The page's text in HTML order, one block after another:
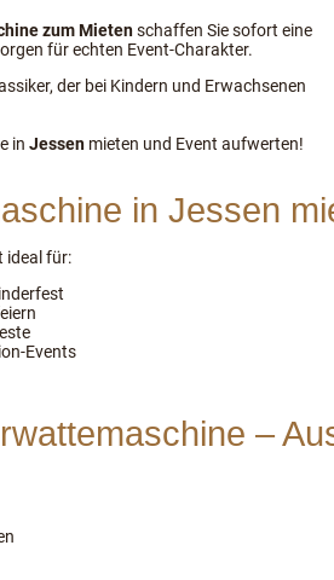
zum Mietenschaffen Sie sofort eine
für echten Event-Charakter.
der bei Kindern und Erwachsenen
in Jessen mieten und Event aufwerten!
in Jessen
ideal für:
Events
–